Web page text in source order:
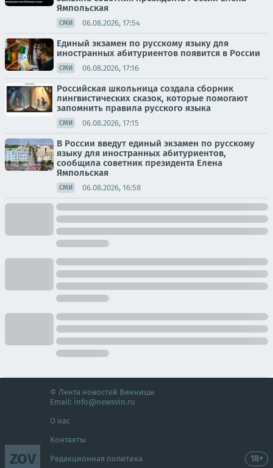
Ямпольская
СМИ 06.08.2026, 17:54
Единый экзамен по русскому языку для
иностранных абитуриентов появится в России
СМИ 06.08.2026, 17:16
Российская школьница создала сборник
лингвистических сказок, которые помогают
запомнить правила русского языка
СМИ 06.08.2026, 17:15
В России введут единый экзамен по русскому
языку для иностранных абитуриентов,
сообщила советник президента Елена
Ямпольская
СМИ 06.08.2026, 16:58
ZOV
© Лента новостей Винницы
Email: info@newsvin.ru
О нас
Контакты
Редакционная политика 18+